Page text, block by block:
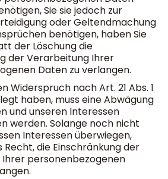
Sie sie jedoch zur
oder Geltendmachung
benötigen, haben Sie
der Löschung die
der Verarbeitung Ihrer
Daten zu verlangen.
Widerspruch nach Art. 21 Abs. 1
haben, muss eine Abwägung
und unseren Interessen
werden. Solange noch nicht
Interessen überwiegen,
Recht, die Einschränkung der
personenbezogenen